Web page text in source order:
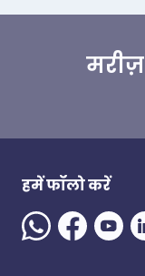
हमें फॉलो करें